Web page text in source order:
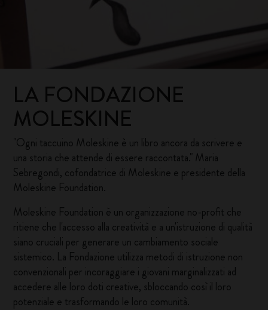
LA FONDAZIONE
MOLESKINE
"Ogni taccuino Moleskine è un libro ancora da scrivere e
una storia che attende di essere raccontata." Maria
Sebregondi, cofondatrice di Moleskine e presidente della
Moleskine Foundation.
Moleskine Foundation è un organizzazione no-profit che
ritiene che l'accesso alla creatività e a un'istruzione di qualità
siano cruciali per generare un cambiamento sociale
sistemico. La Fondazione utilizza metodi di istruzione non
convenzionali per incoraggiare i giovani marginalizzati ad
accedere alle loro doti creative, sbloccando così il loro
potenziale e trasformando le loro comunità.